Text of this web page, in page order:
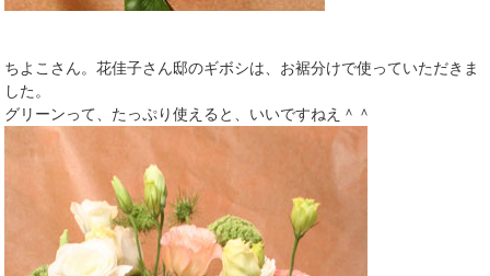
ちよこさん。花佳子さん邸のギボシは、お裾分けで使っていただきま
した。
グリーンって、たっぷり使えると、いいですねえ＾＾